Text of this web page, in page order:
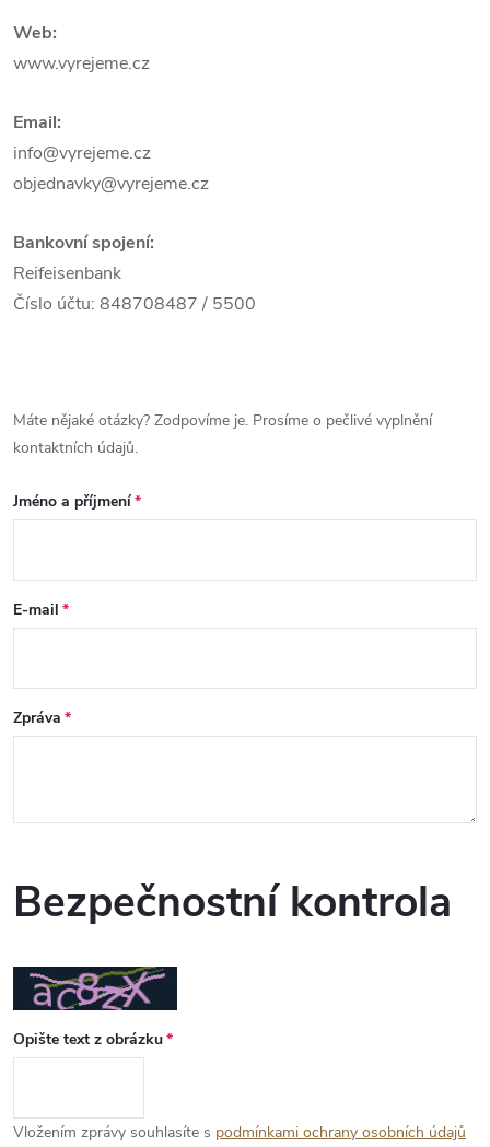
Web:
www.vyrejeme.cz
Email:
info@vyrejeme.cz
objednavky@vyrejeme.cz
Bankovní spojení:
Reifeisenbank
Číslo účtu: 848708487 / 5500
Máte nějaké otázky? Zodpovíme je. Prosíme o pečlivé vyplnění
kontaktních údajů.
Jméno a příjmení
E-mail
Zpráva
Bezpečnostní kontrola
Opište text z obrázku
Vložením zprávy souhlasíte s podmínkami ochrany osobních údajů